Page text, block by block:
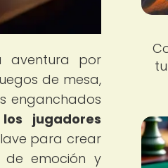
aventura por
de mesa,
enganchados
jugadores
para crear
de emoción y